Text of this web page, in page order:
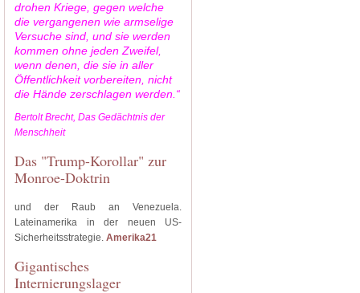
drohen Kriege, gegen welche
die vergangenen wie armselige
Versuche sind, und sie werden
kommen ohne jeden Zweifel,
wenn denen, die sie in aller
Öffentlichkeit vorbereiten, nicht
die Hände zerschlagen werden.“
Bertolt Brecht, Das Gedächtnis der
Menschheit
Das "Trump-Korollar" zur
Monroe-Doktrin
und der Raub an Venezuela.
Lateinamerika in der neuen US-
Sicherheitsstrategie. Amerika21
Gigantisches
Internierungslager